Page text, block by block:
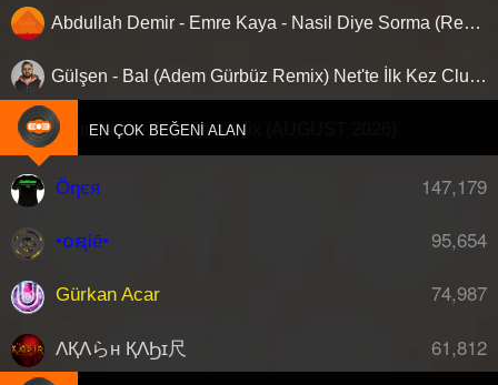
Abdullah Demir - Emre Kaya - Nasil Diye Sorma (Remix)
Gülşen - Bal (Adem Gürbüz Remix) Net'te İlk Kez Clubberism.com'da !
H Onur Aktas - Afro Party Mix (AUGUST 2026)
EN ÇOK BEĞENI ALAN
147,179
Öηєя
95,654
•໐ຊiē•
74,987
Gürkan Acar
61,812
ΛҚΛらн ҚΛϦɪ尺